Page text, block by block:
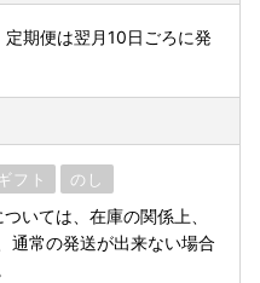
期便は翌月10日ごろに発
フト のし
いては、在庫の関係上、
通常の発送が出来ない場合